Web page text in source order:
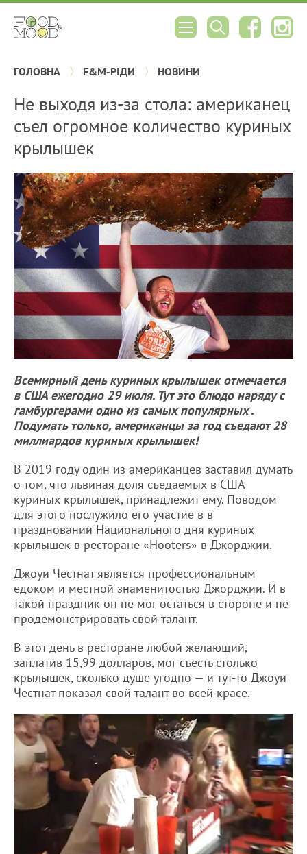
ГОЛОВНА F&M-РІДИ НОВИНИ
Не выходя из-за стола: американец
съел огромное количество куриных
крылышек
Всемирный день куриных крылышек отмечается
в США ежегодно 29 июля. Тут это блюдо наряду с
гамбургерами одно из самых популярных .
Подумать только, американцы за год съедают 28
миллиардов куриных крылышек!
В 2019 году один из американцев заставил думать
о том, что львиная доля съедаемых в США
куриных крылышек, принадлежит ему. Поводом
для этого послужило его участие в в
праздновании Национального дня куриных
крылышек в ресторане «Hooters» в Джорджии.
Джоуи Честнат является профессиональным
едоком и местной знаменитостью Джорджии. И в
такой праздник он не мог остаться в стороне и не
продемонстрировать свой талант.
В этот день в ресторане любой желающий,
заплатив 15,99 долларов, мог съесть столько
крылышек, сколько душе угодно — и тут-то Джоуи
Честнат показал свой талант во всей красе.